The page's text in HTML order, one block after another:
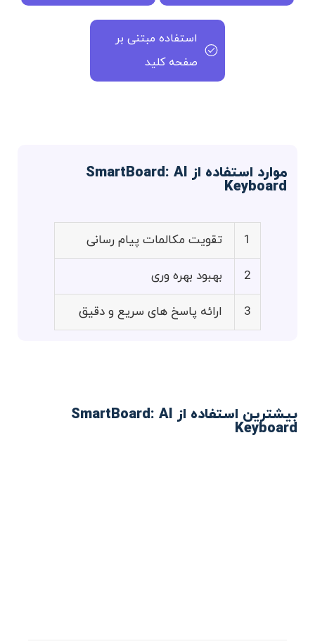
استفاده مبتنی بر
صفحه کلید
موارد استفاده از SmartBoard: AI
Keyboard
1 تقویت مکالمات پیام رسانی
2 بهبود بهره وری
3 ارائه پاسخ های سریع و دقیق
بیشترین استفاده از SmartBoard: AI
Keyboard